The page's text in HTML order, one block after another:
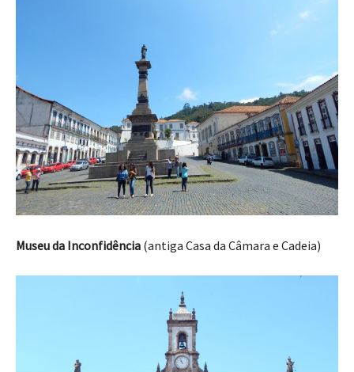
Museu da Inconfidência (antiga Casa da Câmara e Cadeia)